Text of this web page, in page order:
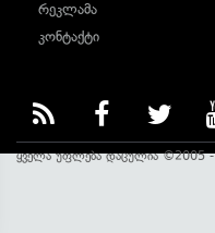
რეკლამა
კონტაქტი
ყველა უფლება დაცულია ©2005